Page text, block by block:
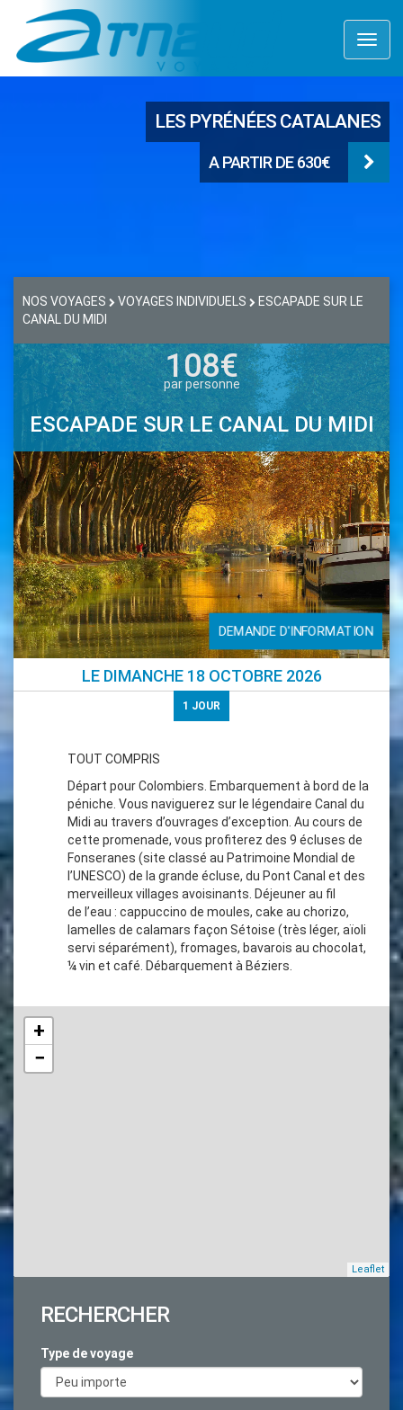
LES PYRÉNÉES CATALANES
A PARTIR DE 630€
NOS VOYAGES VOYAGES INDIVIDUELS
ESCAPADE SUR LE
CANAL DU MIDI
108€
par personne
ESCAPADE SUR LE CANAL DU MIDI
DEMANDE D'INFORMATION
LE DIMANCHE 18 OCTOBRE 2026
1 JOUR
TOUT COMPRIS
Départ pour Colombiers. Embarquement à bord de la
péniche. Vous naviguerez sur le légendaire Canal du
Midi au travers d’ouvrages d’exception. Au cours de
cette promenade, vous profiterez des 9 écluses de
Fonseranes (site classé au Patrimoine Mondial de
l’UNESCO) de la grande écluse, du Pont Canal et des
merveilleux villages avoisinants. Déjeuner au fil
de l’eau : cappuccino de moules, cake au chorizo,
lamelles de calamars façon Sétoise (très léger, aïoli
servi séparément), fromages, bavarois au chocolat,
¼ vin et café. Débarquement à Béziers.
+
−
Leaflet
RECHERCHER
Type de voyage